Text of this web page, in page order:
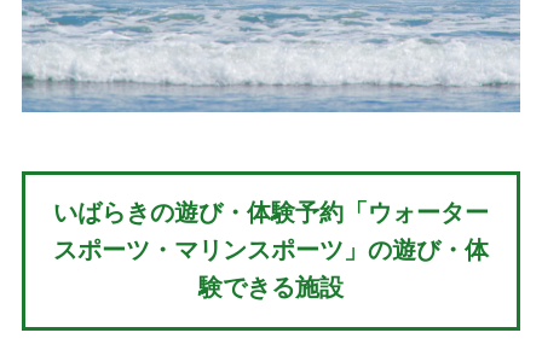
いばらきの遊び・体験予約「ウォーター
スポーツ・マリンスポーツ」の遊び・体
験できる施設